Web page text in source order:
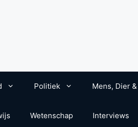
Politiek Mens, Dier
Wetenschap Interviews